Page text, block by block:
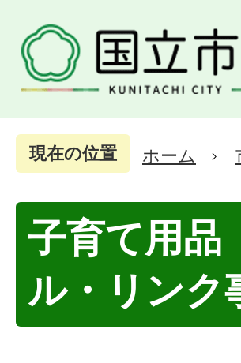
現在の位置 ホーム
子育て用品
ル・リンク